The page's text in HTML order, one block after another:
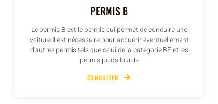
PERMIS B
Le permis B est le permis qui permet de conduire une
voiture.Il est nécessaire pour acquérir éventuellement
d'autres permis tels que celui de la catégorie BE et les
permis poids lourds
CONSULTER